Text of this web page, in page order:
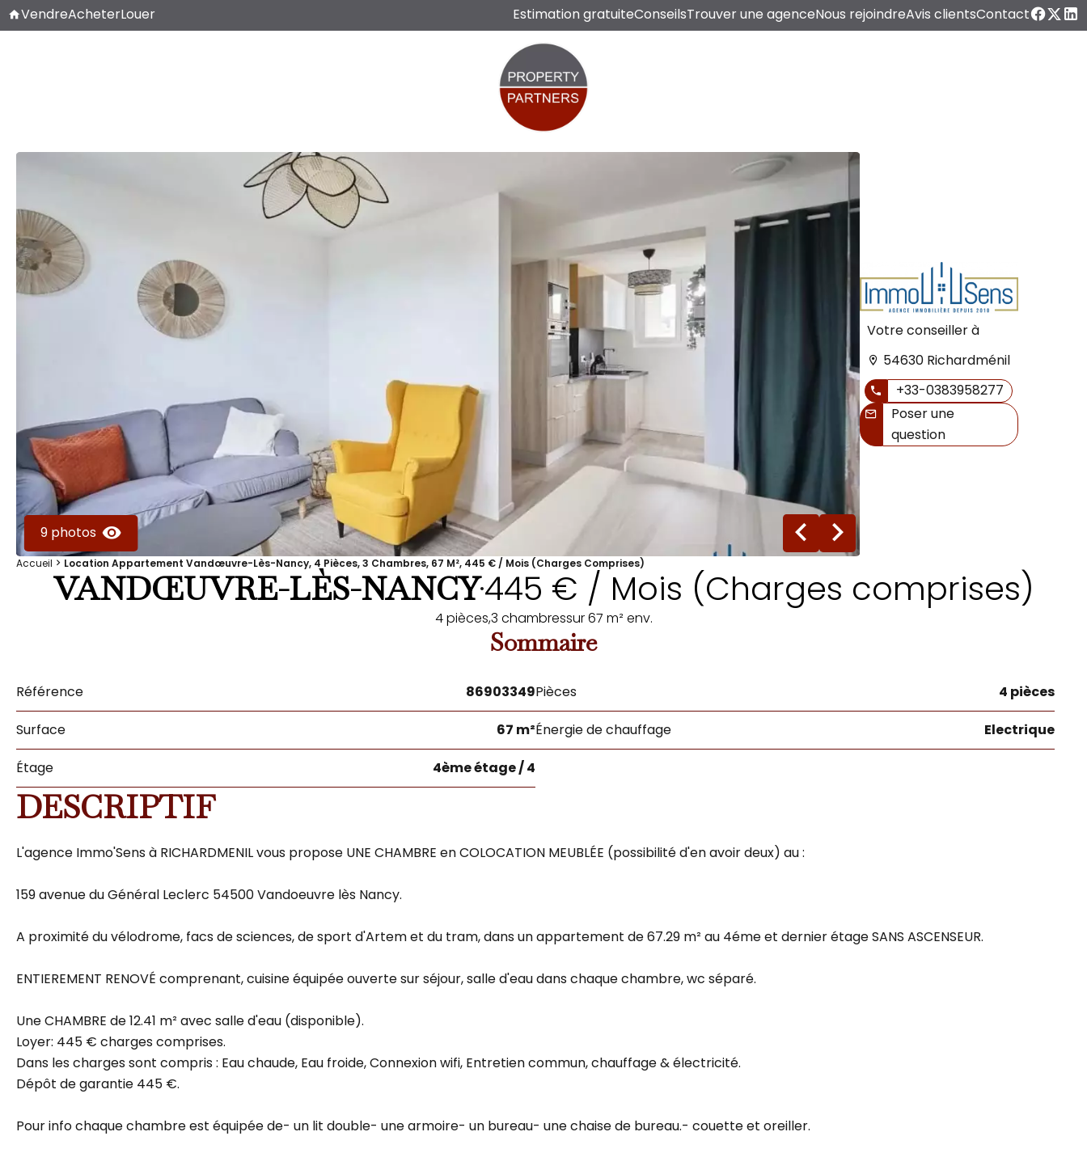
VendreAcheterLouer Estimation gratuiteConseilsTrouver une agenceNous rejoindreAvis clientsContact
9 photos
Votre conseiller à
54630 Richardménil
+33-0383958277
Poser une
question
Accueil Location Appartement Vandœuvre-Lès-Nancy, 4 Pièces, 3 Chambres, 67 M², 445 € / Mois (Charges Comprises)
VANDŒUVRE-LÈS-NANCY•445 € / Mois (Charges comprises)
4 pièces,3 chambressur 67 m² env.
Sommaire
Référence 86903349Pièces 4 pièces
Surface 67 m²Énergie de chauffage Electrique
Étage 4ème étage / 4
DESCRIPTIF
L'agence Immo'Sens à RICHARDMENIL vous propose UNE CHAMBRE en COLOCATION MEUBLÉE (possibilité d'en avoir deux) au :
159 avenue du Général Leclerc 54500 Vandoeuvre lès Nancy.
A proximité du vélodrome, facs de sciences, de sport d'Artem et du tram, dans un appartement de 67.29 m² au 4éme et dernier étage SANS ASCENSEUR.
ENTIEREMENT RENOVÉ comprenant, cuisine équipée ouverte sur séjour, salle d'eau dans chaque chambre, wc séparé.
Une CHAMBRE de 12.41 m² avec salle d'eau (disponible).
Loyer: 445 € charges comprises.
Dans les charges sont compris : Eau chaude, Eau froide, Connexion wifi, Entretien commun, chauffage & électricité.
Dépôt de garantie 445 €.
Pour info chaque chambre est équipée de- un lit double- une armoire- un bureau- une chaise de bureau.- couette et oreiller.